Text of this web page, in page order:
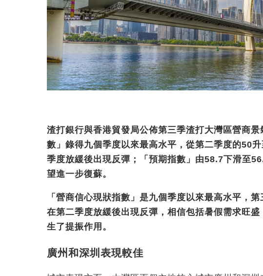
渣打銀行與香港貿發局公佈第三季渣打大灣區營商景
數」錄得九個季度以來最高水平，從第二季度的50
季度放緩後出現反彈 ； 「預期指數」由58.7下滑至
望進一步復蘇。
「營商信心現狀指數」是九個季度以來最高水平，第
在第二季度放緩後出現反彈，相信包括暑假需求旺
生了提振作用 。
廣州和深圳表現較佳